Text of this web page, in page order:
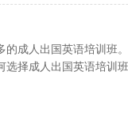
的成人出国英语培训班
择成人出国英语培训班